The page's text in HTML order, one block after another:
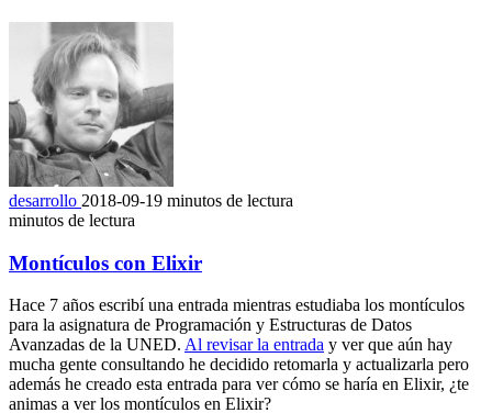
desarrollo 2018-09-19 minutos de lectura
minutos de lectura
Montículos con Elixir
Hace 7 años escribí una entrada mientras estudiaba los montículos
para la asignatura de Programación y Estructuras de Datos
Avanzadas de la UNED. Al revisar la entrada y ver que aún hay
mucha gente consultando he decidido retomarla y actualizarla pero
además he creado esta entrada para ver cómo se haría en Elixir, ¿te
animas a ver los montículos en Elixir?